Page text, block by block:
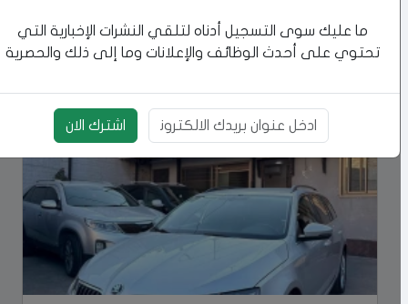
إعلانات مشابهة
ما عليك سوى التسجيل أدناه لتلقي النشرات الإخبارية التي
تحتوي على أحدث الوظائف والإعلانات وما إلى ذلك والحصرية
بريد الالكتروني
اشترك الان